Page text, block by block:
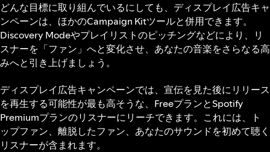
どんな目標に取り組んでいるにしても、ディスプレイ広告キャ
ンペーンは、ほかのCampaign Kitツールと併用できます。
Discovery Modeやプレイリストのピッチングなどにより、リ
スナーを「ファン」へと変化させ、あなたの音楽をさらなる高
みへと引き上げましょう。
ディスプレイ広告キャンペーンでは、宣伝を見た後にリリース
を再生する可能性が最も高そうな、FreeプランとSpotify
Premiumプランのリスナーにリーチできます。これには、ト
ップファン、離脱したファン、あなたのサウンドを初めて聴く
リスナーが含まれます。